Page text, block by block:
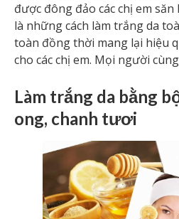
được đông đảo các chị em
là những cách làm trắng da
toàn đồng thời mang lại hiệu
cho các chị em. Mọi người
Làm trắng da bằng
ong, chanh tươi